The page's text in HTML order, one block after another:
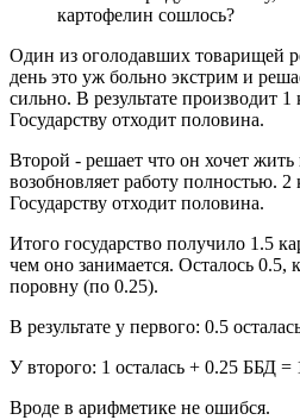
картофелин сошлось?
Один из оголодавших товарищей
день это уж больно экстрим и
сильно. В результате производит
Государству отходит половина.
Второй - решает что он хочет
возобновляет работу полностью.
Государству отходит половина.
Итого государство получило 1.5
чем оно занимается. Осталось 0.5,
поровну (по 0.25).
В результате у первого: 0.5
У второго: 1 осталась + 0.25 ББД =
Вроде в арифметике не ошибся.